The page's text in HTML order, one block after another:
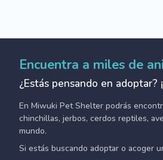
Encuentra a miles de
¿Estás pensando en
En Miwuki Pet Shelter podrás
chinchillas, jerbos, cerdos reptiles,
mundo.
Si estás buscando adoptar o acoger